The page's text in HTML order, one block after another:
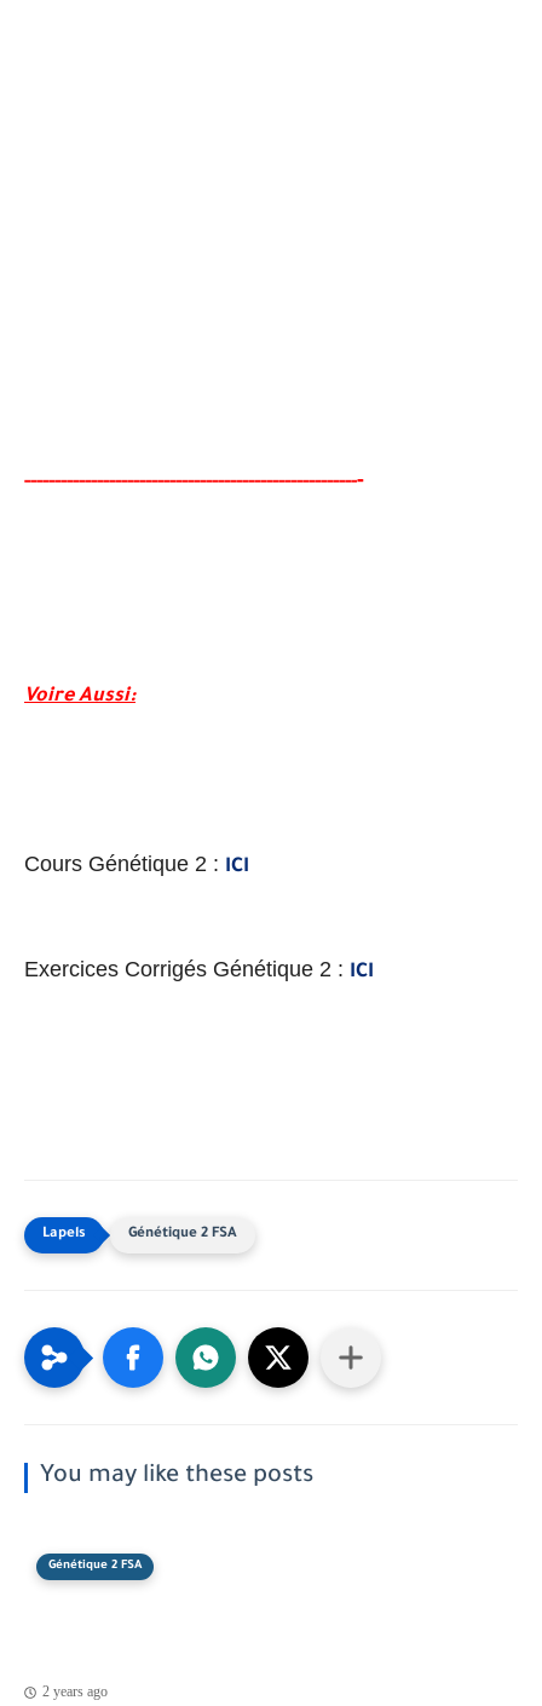
--------------------------------------------------------
Voire Aussi:
Cours Génétique 2 : ICI
Exercices Corrigés Génétique 2 : ICI
Génétique 2 FSA
You may like these posts
Génétique 2 FSA
2 years ago